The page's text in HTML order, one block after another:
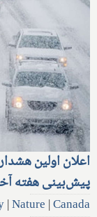
اعلان اولین
پیش‌بینی هفته
|Nature |Canada